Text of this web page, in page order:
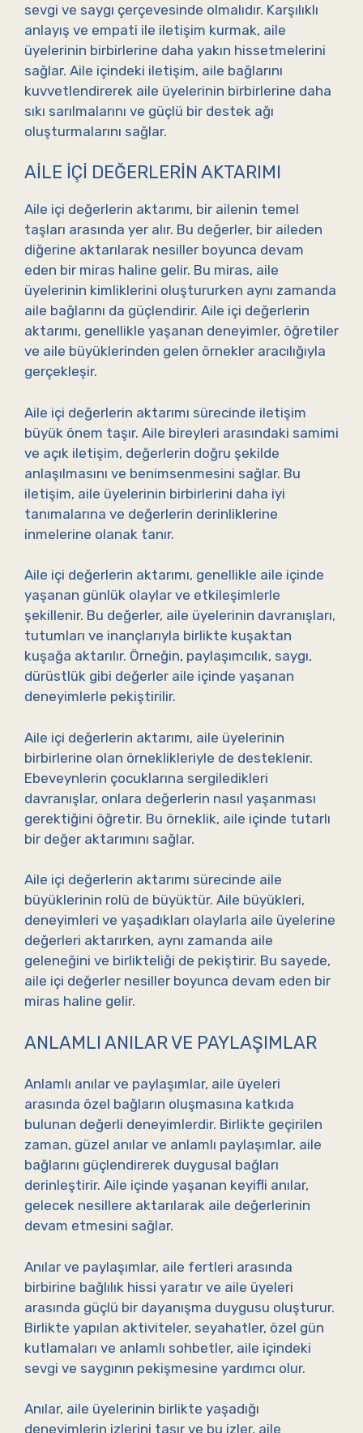
sevgi ve saygı çerçevesinde olmalıdır. Karşılıklı
anlayış ve empati ile iletişim kurmak, aile
üyelerinin birbirlerine daha yakın hissetmelerini
sağlar. Aile içindeki iletişim, aile bağlarını
kuvvetlendirerek aile üyelerinin birbirlerine daha
sıkı sarılmalarını ve güçlü bir destek ağı
oluşturmalarını sağlar.
AILE İÇI DEĞERLERIN AKTARIMI
Aile içi değerlerin aktarımı, bir ailenin temel
taşları arasında yer alır. Bu değerler, bir aileden
diğerine aktarılarak nesiller boyunca devam
eden bir miras haline gelir. Bu miras, aile
üyelerinin kimliklerini oluştururken aynı zamanda
aile bağlarını da güçlendirir. Aile içi değerlerin
aktarımı, genellikle yaşanan deneyimler, öğretiler
ve aile büyüklerinden gelen örnekler aracılığıyla
gerçekleşir.
Aile içi değerlerin aktarımı sürecinde iletişim
büyük önem taşır. Aile bireyleri arasındaki samimi
ve açık iletişim, değerlerin doğru şekilde
anlaşılmasını ve benimsenmesini sağlar. Bu
iletişim, aile üyelerinin birbirlerini daha iyi
tanımalarına ve değerlerin derinliklerine
inmelerine olanak tanır.
Aile içi değerlerin aktarımı, genellikle aile içinde
yaşanan günlük olaylar ve etkileşimlerle
şekillenir. Bu değerler, aile üyelerinin davranışları,
tutumları ve inançlarıyla birlikte kuşaktan
kuşağa aktarılır. Örneğin, paylaşımcılık, saygı,
dürüstlük gibi değerler aile içinde yaşanan
deneyimlerle pekiştirilir.
Aile içi değerlerin aktarımı, aile üyelerinin
birbirlerine olan örneklikleriyle de desteklenir.
Ebeveynlerin çocuklarına sergiledikleri
davranışlar, onlara değerlerin nasıl yaşanması
gerektiğini öğretir. Bu örneklik, aile içinde tutarlı
bir değer aktarımını sağlar.
Aile içi değerlerin aktarımı sürecinde aile
büyüklerinin rolü de büyüktür. Aile büyükleri,
deneyimleri ve yaşadıkları olaylarla aile üyelerine
değerleri aktarırken, aynı zamanda aile
geleneğini ve birlikteliği de pekiştirir. Bu sayede,
aile içi değerler nesiller boyunca devam eden bir
miras haline gelir.
ANLAMLI ANILAR VE PAYLAŞIMLAR
Anlamlı anılar ve paylaşımlar, aile üyeleri
arasında özel bağların oluşmasına katkıda
bulunan değerli deneyimlerdir. Birlikte geçirilen
zaman, güzel anılar ve anlamlı paylaşımlar, aile
bağlarını güçlendirerek duygusal bağları
derinleştirir. Aile içinde yaşanan keyifli anılar,
gelecek nesillere aktarılarak aile değerlerinin
devam etmesini sağlar.
Anılar ve paylaşımlar, aile fertleri arasında
birbirine bağlılık hissi yaratır ve aile üyeleri
arasında güçlü bir dayanışma duygusu oluşturur.
Birlikte yapılan aktiviteler, seyahatler, özel gün
kutlamaları ve anlamlı sohbetler, aile içindeki
sevgi ve saygının pekişmesine yardımcı olur.
Anılar, aile üyelerinin birlikte yaşadığı
deneyimlerin izlerini taşır ve bu izler, aile